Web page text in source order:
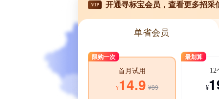
VIP 开通寻标宝会员，查看更多招采
单省会员
限购一次
首月试用
¥14.9 ¥39
最划算
12
¥